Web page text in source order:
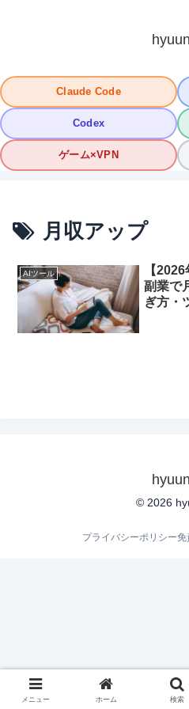
Claude Code
Codex
ゲーム×VPN
月収アップ
AIツール
【
副業で
ぎ方・
© 2026
プライバシーポリシー免
メニュー ホーム 検索